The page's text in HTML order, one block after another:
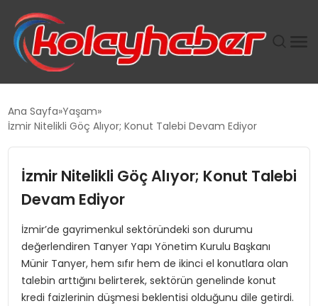
TANYER YAPI ZEMIN MÜHENDISLIĞINDE HEDEF
TOROSLAR’DA PAZAR GERGİNLİĞİ!
Ana Sayfa Yaşam
İzmir Nitelikli Göç Alıyor; Konut Talebi Devam Ediyor
İzmir Nitelikli Göç Alıyor; Konut Talebi
Devam Ediyor
İzmir’de gayrimenkul sektöründeki son durumu
değerlendiren Tanyer Yapı Yönetim Kurulu Başkanı
Münir Tanyer, hem sıfır hem de ikinci el konutlara olan
talebin arttığını belirterek, sektörün genelinde konut
kredi faizlerinin düşmesi beklentisi olduğunu dile getirdi.